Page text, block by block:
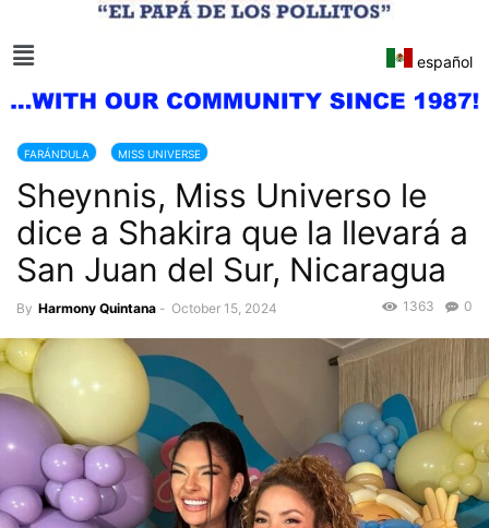
español
FARÁNDULA MISS UNIVERSE
Sheynnis, Miss Universo le
dice a Shakira que la llevará a
San Juan del Sur, Nicaragua
By Harmony Quintana - October 15, 2024 0
1363